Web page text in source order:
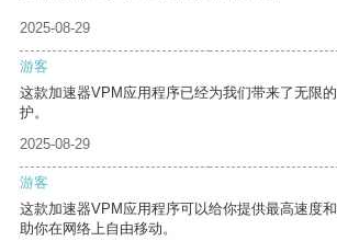
2025-08-29
游客
这款加速器VPM应用程序已经为我们带来了无限
护。
2025-08-29
游客
这款加速器VPM应用程序可以给你提供最高速度
助你在网络上自由移动。